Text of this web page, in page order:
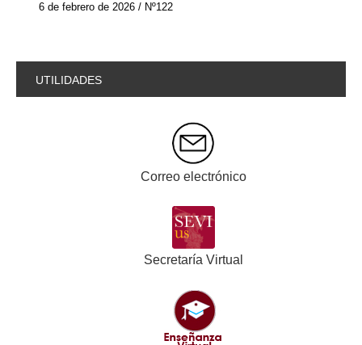
6 de febrero de 2026 / Nº122
UTILIDADES
Correo electrónico
Secretaría Virtual